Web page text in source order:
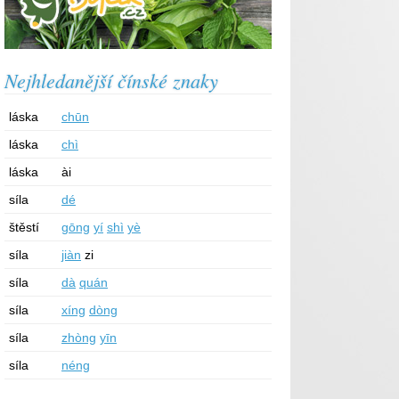
Nejhledanější čínské znaky
láska
chūn
láska
chì
láska
ài
síla
dé
štěstí
gōng yí shì yè
síla
jiàn zi
síla
dà quán
síla
xíng dòng
síla
zhòng yīn
síla
néng